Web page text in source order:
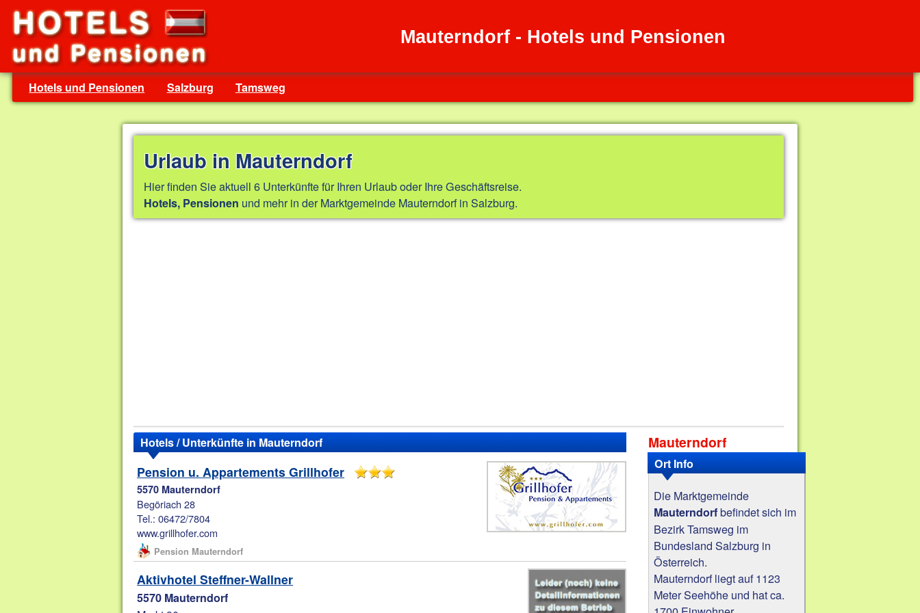
Mauterndorf - Hotels und Pensionen
Hotels und Pensionen Salzburg Tamsweg
Urlaub in Mauterndorf
Hier finden Sie aktuell 6 Unterkünfte für Ihren Urlaub oder Ihre Geschäftsreise.
Hotels, Pensionen und mehr in der Marktgemeinde Mauterndorf in Salzburg.
Hotels / Unterkünfte in Mauterndorf
Pension u. Appartements Grillhofer
5570 Mauterndorf
Begöriach 28
Tel.: 06472/7804
www.grillhofer.com
Pension Mauterndorf
Aktivhotel Steffner-Wallner
5570 Mauterndorf
Mauterndorf
Ort Info
Die Marktgemeinde
Mauterndorfbefindet sich im
Bezirk Tamsweg im
Bundesland Salzburg in
Österreich.
Mauterndorf liegt auf 1123
Meter Seehöhe und hat ca.